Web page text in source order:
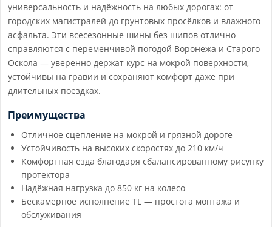
универсальность и надёжность на любых дорогах: от
городских магистралей до грунтовых просёлков и влажного
асфальта. Эти всесезонные шины без шипов отлично
справляются с переменчивой погодой Воронежа и Старого
Оскола — уверенно держат курс на мокрой поверхности,
устойчивы на гравии и сохраняют комфорт даже при
длительных поездках.
Преимущества
Отличное сцепление на мокрой и грязной дороге
Устойчивость на высоких скоростях до 210 км/ч
Комфортная езда благодаря сбалансированному рисунку
протектора
Надёжная нагрузка до 850 кг на колесо
Бескамерное исполнение TL — простота монтажа и
обслуживания